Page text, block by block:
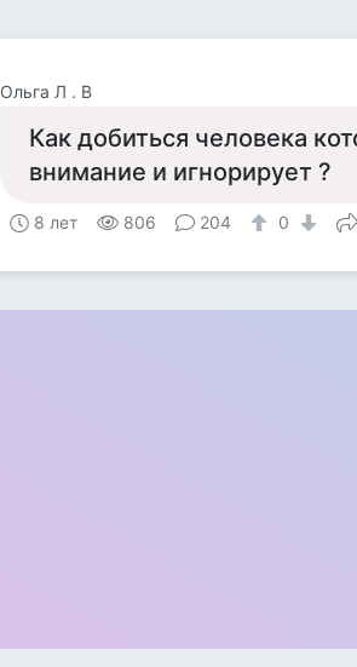
Ольга Л . В
Как добиться человека
внимание и игнорирует ?
8 лет 806 204 0